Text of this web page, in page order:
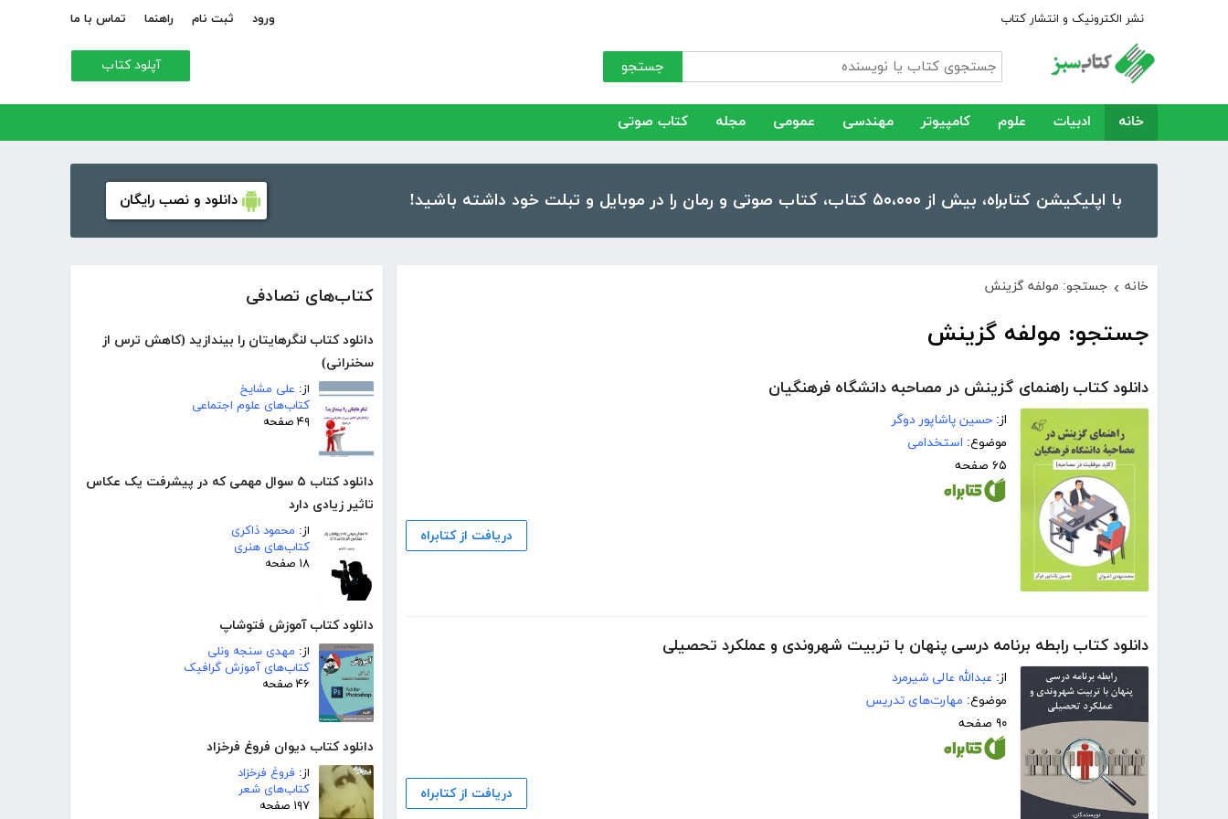
نشر الکترونیک و انتشار کتاب ورود ثبت نام راهنما تماس با ما
جستجو آپلود کتاب
خانه ادبیات علوم کامپیوتر مهندسی عمومی مجله کتاب صوتی
با اپلیکیشن کتابراه، بیش از ۵۰،۰۰۰ کتاب، کتاب صوتی و رمان را در موبایل و تبلت خود داشته باشید! دانلود و نصب رایگان
کتاب‌های تصادفی
دانلود کتاب لنگرهایتان را بیندازید (کاهش ترس از
سخنرانی)
از: علی مشایخ
کتاب‌های علوم اجتماعی
۴۹ صفحه
دانلود کتاب ۵ سوال مهمی که در پیشرفت یک عکاس
تاثیر زیادی دارد
از: محمود ذاکری
کتاب‌های هنری
۱۸ صفحه
دانلود کتاب آموزش فتوشاپ
از: مهدی سنجه ونلی
کتاب‌های آموزش گرافیک
۴۶ صفحه
دانلود کتاب دیوان فروغ فرخزاد
از: فروغ فرخزاد
کتاب‌های شعر
۱۹۷ صفحه
خانه › جستجو: مولفه گزینش
جستجو: مولفه گزینش
دانلود کتاب راهنمای گزینش در مصاحبه دانشگاه فرهنگیان
از: حسین پاشاپور دوگر
موضوع: استخدامی
۶۵ صفحه
دریافت از کتابراه
دانلود کتاب رابطه برنامه درسی پنهان با تربیت شهروندی و عملکرد تحصیلی
از: عبدالله عالی شیرمرد
موضوع: مهارت‌های تدریس
۹۰ صفحه
دریافت از کتابراه